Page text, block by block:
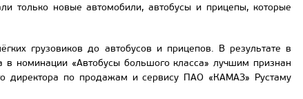
только новые автомобили, автобусы и прицепы, которые
грузовиков до автобусов и прицепов. В результате в
номинации «Автобусы большого класса» лучшим признан
директора по продажам и сервису ПАО «КАМАЗ» Рустаму